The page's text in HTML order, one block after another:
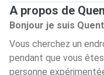
A propos de
Bonjour je suis
Vous cherchez un
pendant que vous
personne